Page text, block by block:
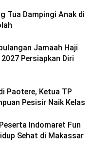
Tua Dampingi Anak di
Jamaah Haji
Persiapkan Diri
Paotere, Ketua TP
Pesisir Naik Kelas
Indomaret Fun
Sehat di Makassar